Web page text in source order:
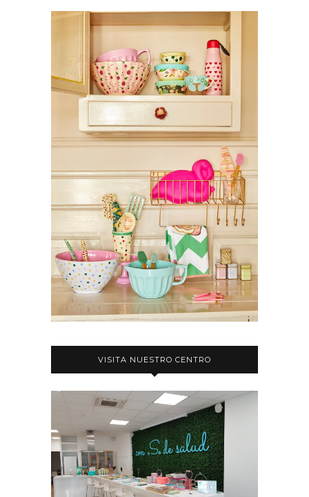
VISITA NUESTRO CENTRO